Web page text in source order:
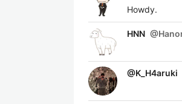
Howdy.
HNN @
@K_H4aruki